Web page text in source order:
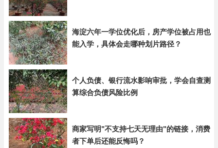
海淀六年一学位优化后，房产学位被占用也
能入学，具体会走哪种划片路径？
个人负债、银行流水影响审批，学会自查测
算综合负债风险比例
商家写明"不支持七天无理由"的链接，消费
者下单后还能反悔吗？